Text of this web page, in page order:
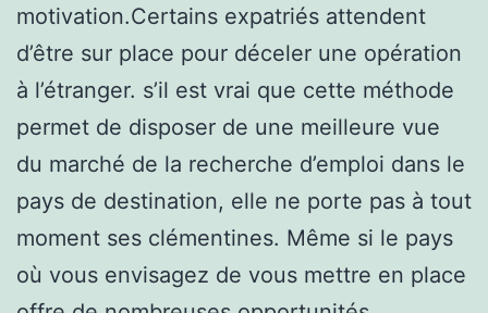
motivation.Certains expatriés attendent
d’être sur place pour déceler une opération
à l’étranger. s’il est vrai que cette méthode
permet de disposer de une meilleure vue
du marché de la recherche d’emploi dans le
pays de destination, elle ne porte pas à tout
moment ses clémentines. Même si le pays
où vous envisagez de vous mettre en place